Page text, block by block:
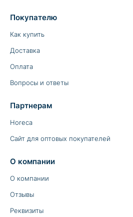
Покупателю
Как купить
Доставка
Оплата
Вопросы и ответы
Партнерам
Horeca
Сайт для оптовых покупателей
О компании
О компании
Отзывы
Реквизиты